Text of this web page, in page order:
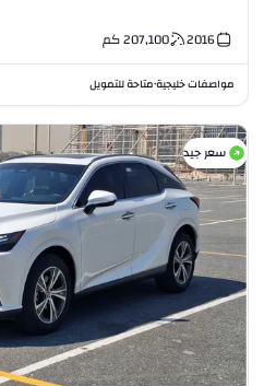
2016
207,100كم
مواصفات خليجية•متاحة للتمويل
سعر جيد